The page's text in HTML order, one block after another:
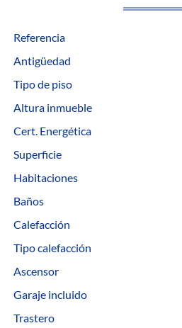
Referencia
Antigüedad
Tipo de piso
Altura inmueble
Cert. Energética
Superficie
Habitaciones
Baños
Calefacción
Tipo calefacción
Ascensor
Garaje incluido
Trastero